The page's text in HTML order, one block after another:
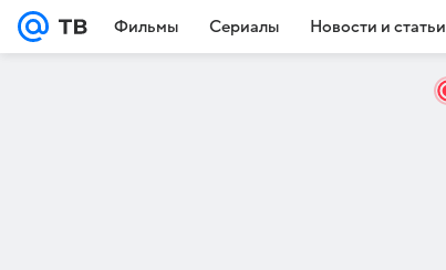
Фильмы Сериалы Новости и статьи